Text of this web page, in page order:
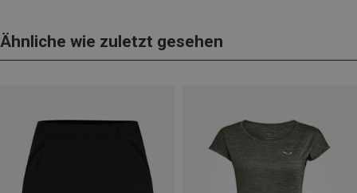
Ähnliche wie zuletzt gesehen